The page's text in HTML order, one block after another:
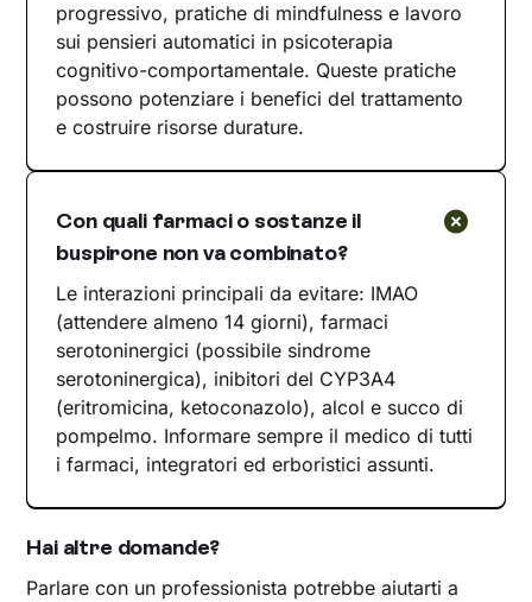
progressivo, pratiche di mindfulness e lavoro
sui pensieri automatici in psicoterapia
cognitivo-comportamentale. Queste pratiche
possono potenziare i benefici del trattamento
e costruire risorse durature.
Con quali farmaci o sostanze il
buspirone non va combinato?
Le interazioni principali da evitare: IMAO
(attendere almeno 14 giorni), farmaci
serotoninergici (possibile sindrome
serotoninergica), inibitori del CYP3A4
(eritromicina, ketoconazolo), alcol e succo di
pompelmo. Informare sempre il medico di tutti
i farmaci, integratori ed erboristici assunti.
Hai altre domande?
Parlare con un professionista potrebbe aiutarti a